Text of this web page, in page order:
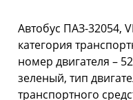
Автобус ПАЗ-32054,
категория
номер двигателя –
зеленый, тип
транспортного